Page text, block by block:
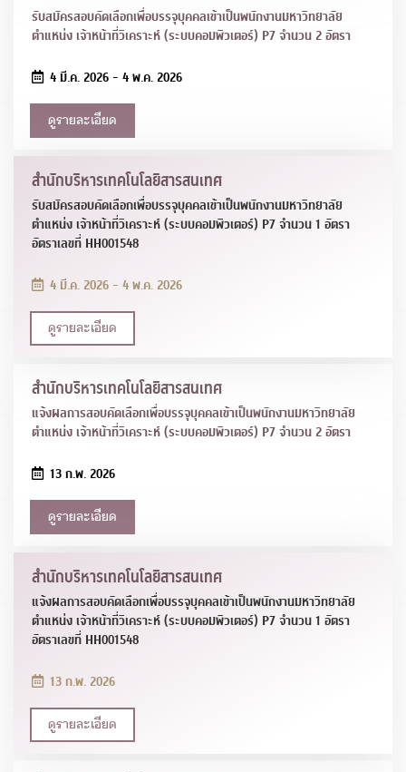
รับสมัครสอบคัดเลือกเพื่อบรรจุบุคคลเข้าเป็นพนักงานมหาวิทยาลัย
ตำแหน่ง เจ้าหน้าที่วิเคราะห์ (ระบบคอมพิวเตอร์) P7 จำนวน 2 อัตรา
4 มี.ค. 2026 - 4 พ.ค. 2026
ดูรายละเอียด
สำนักบริหารเทคโนโลยีสารสนเทศ
รับสมัครสอบคัดเลือกเพื่อบรรจุบุคคลเข้าเป็นพนักงานมหาวิทยาลัย
ตำแหน่ง เจ้าหน้าที่วิเคราะห์ (ระบบคอมพิวเตอร์) P7 จำนวน 1 อัตรา
อัตราเลขที่ HH001548
4 มี.ค. 2026 - 4 พ.ค. 2026
ดูรายละเอียด
สำนักบริหารเทคโนโลยีสารสนเทศ
แจ้งผลการสอบคัดเลือกเพื่อบรรจุบุคคลเข้าเป็นพนักงานมหาวิทยาลัย
ตำแหน่ง เจ้าหน้าที่วิเคราะห์ (ระบบคอมพิวเตอร์) P7 จำนวน 2 อัตรา
13 ก.พ. 2026
ดูรายละเอียด
สำนักบริหารเทคโนโลยีสารสนเทศ
แจ้งผลการสอบคัดเลือกเพื่อบรรจุบุคคลเข้าเป็นพนักงานมหาวิทยาลัย
ตำแหน่ง เจ้าหน้าที่วิเคราะห์ (ระบบคอมพิวเตอร์) P7 จำนวน 1 อัตรา
อัตราเลขที่ HH001548
13 ก.พ. 2026
ดูรายละเอียด